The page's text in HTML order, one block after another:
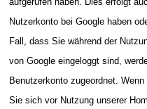
Nutzerkonto bei Google haben
Fall, dass Sie während der
von Google eingeloggt sind,
Benutzerkonto zugeordnet.
Sie sich vor Nutzung unserer